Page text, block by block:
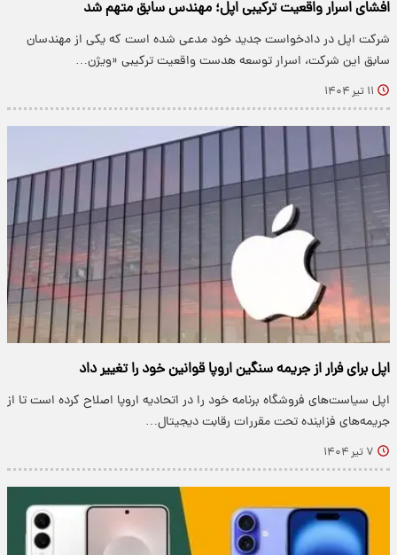
افشای اسرار واقعیت ترکیبی اپل؛ مهندس سابق متهم شد
شرکت اپل در دادخواست جدید خود مدعی شده است که یکی از مهندسان
سابق این شرکت، اسرار توسعه هدست واقعیت ترکیبی «ویژن…
۱۱ تیر ۱۴۰۴
اپل برای فرار از جریمه سنگین اروپا قوانین خود را تغییر داد
اپل سیاست‌های فروشگاه برنامه خود را در اتحادیه اروپا اصلاح کرده است تا از
جریمه‌های فزاینده تحت مقررات رقابت دیجیتال…
۷ تیر ۱۴۰۴